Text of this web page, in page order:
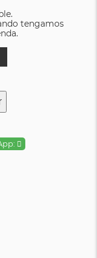
tengamos